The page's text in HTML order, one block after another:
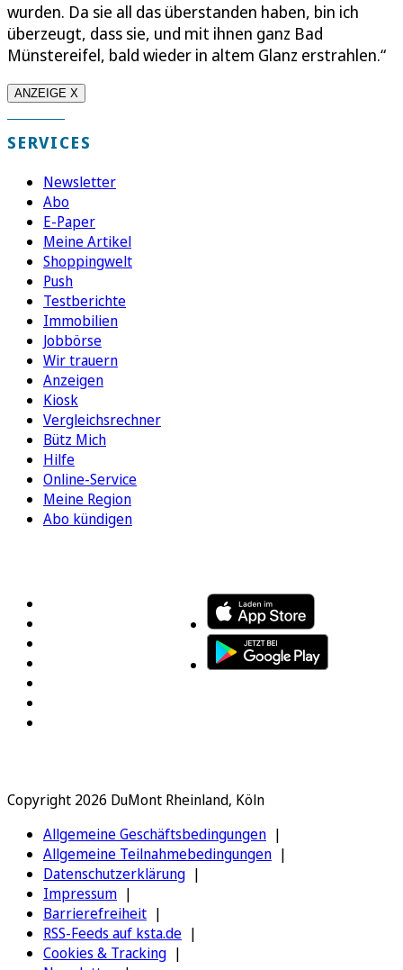
wurden. Da sie all das überstanden haben, bin ich
überzeugt, dass sie, und mit ihnen ganz Bad
Münstereifel, bald wieder in altem Glanz erstrahlen.“
ANZEIGE X
SERVICES
Newsletter
Abo
E-Paper
Meine Artikel
Shoppingwelt
Push
Testberichte
Immobilien
Jobbörse
Wir trauern
Anzeigen
Kiosk
Vergleichsrechner
Bütz Mich
Hilfe
Online-Service
Meine Region
Abo kündigen
Copyright 2026 DuMont Rheinland, Köln
Allgemeine Geschäftsbedingungen
Allgemeine Teilnahmebedingungen
Datenschutzerklärung
Impressum
Barrierefreiheit
RSS-Feeds auf ksta.de
Cookies & Tracking